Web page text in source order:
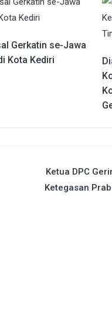
Gerkatin se-Jawa
Kota Kediri
Ketua DPC
Ketegasan